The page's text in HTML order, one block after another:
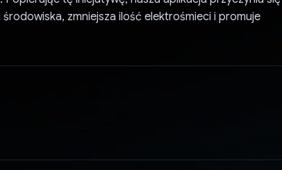
zmniejsza ilość elektrośmieci i promuje